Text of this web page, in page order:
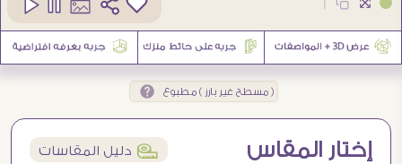
( مسطح غير بارز ) مطبوع
إختار المقاس í دليل المقاسات